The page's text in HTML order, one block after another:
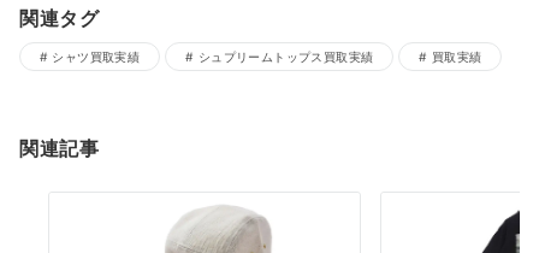
関連タグ
シャツ買取実績 シュプリームトップス買取実績 買取実績
関連記事